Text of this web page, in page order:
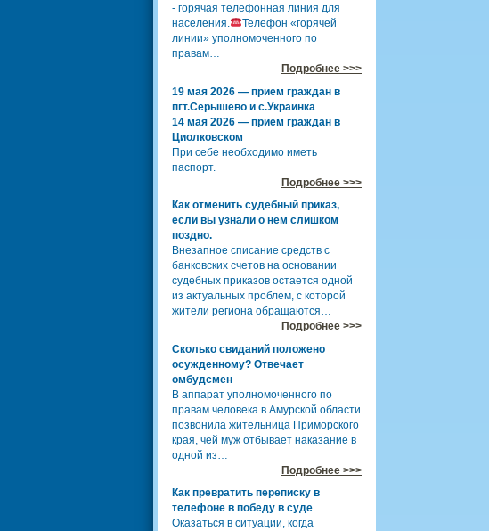
- горячая телефонная линия для
населения.
Телефон «горячей
линии» уполномоченного по
правам…
Подробнее >>>
19 мая 2026 — прием граждан в
пгт.Серышево и с.Украинка
14 мая 2026 — прием граждан в
Циолковском
При себе необходимо иметь
паспорт.
Подробнее >>>
Как отменить судебный приказ,
если вы узнали о нем слишком
поздно.
Внезапное списание средств с
банковских счетов на основании
судебных приказов остается одной
из актуальных проблем, с которой
жители региона обращаются…
Подробнее >>>
Сколько свиданий положено
осужденному? Отвечает
омбудсмен
В аппарат уполномоченного по
правам человека в Амурской области
позвонила жительница Приморского
края, чей муж отбывает наказание в
одной из…
Подробнее >>>
Как превратить переписку в
телефоне в победу в суде
Оказаться в ситуации, когда